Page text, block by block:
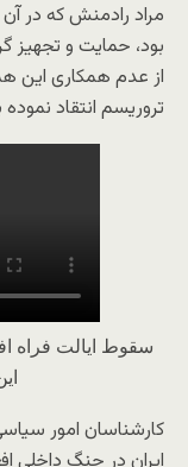
مراد رادمنش که در
بود، حمایت و تجهیز
از عدم همکاری این
تروریسم انتقاد نموده
سقوط ایالت فراه
کارشناسان امور